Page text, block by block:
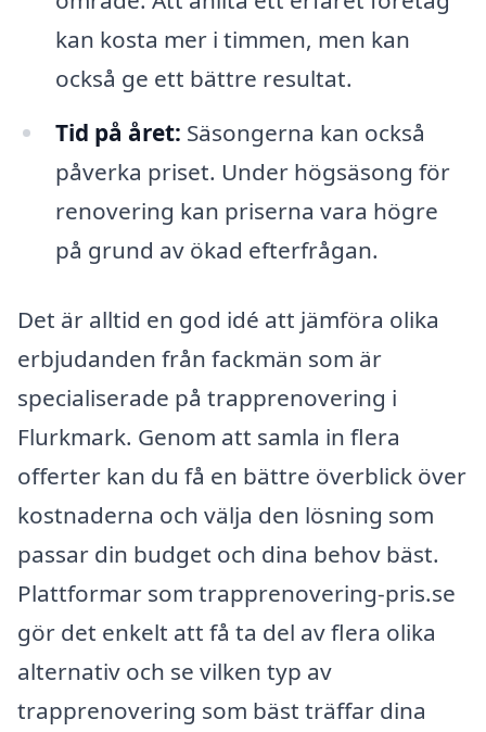
kan kosta mer i timmen, men kan
också ge ett bättre resultat.
Tid på året: Säsongerna kan också
påverka priset. Under högsäsong för
renovering kan priserna vara högre
på grund av ökad efterfrågan.
Det är alltid en god idé att jämföra olika
erbjudanden från fackmän som är
specialiserade på trapprenovering i
Flurkmark. Genom att samla in flera
offerter kan du få en bättre överblick över
kostnaderna och välja den lösning som
passar din budget och dina behov bäst.
Plattformar som trapprenovering-pris.se
gör det enkelt att få ta del av flera olika
alternativ och se vilken typ av
trapprenovering som bäst träffar dina